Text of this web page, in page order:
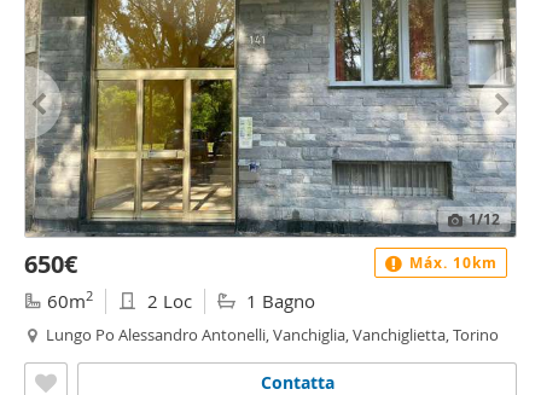
1/12
650€
60m2 2 Loc 1 Bagno
Lungo Po Alessandro Antonelli, Vanchiglia, Vanchiglietta, Torino
Contatta
Máx. 10km